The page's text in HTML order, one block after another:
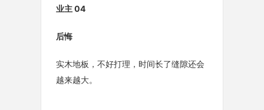
业主 04
后悔
实木地板，不好打理，时间长了缝隙还会
越来越大。